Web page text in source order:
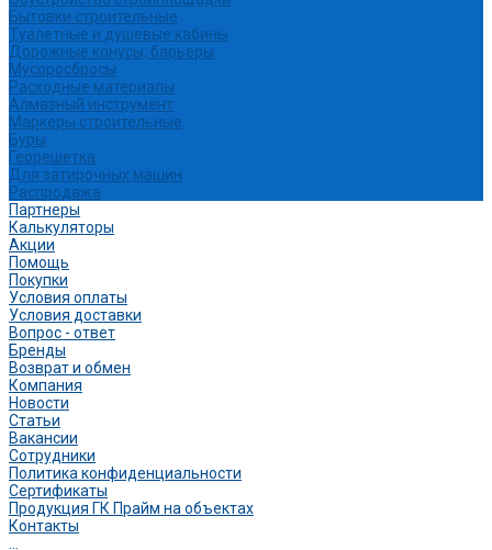
Бытовки строительные
Туалетные и душевые кабины
Дорожные конусы, барьеры
Мусоросбросы
Расходные материалы
Алмазный инструмент
Маркеры строительные
Буры
Георешетка
Для затирочных машин
Распродажа
Партнеры
Калькуляторы
Акции
Помощь
Покупки
Условия оплаты
Условия доставки
Вопрос - ответ
Бренды
Возврат и обмен
Компания
Новости
Статьи
Вакансии
Сотрудники
Политика конфиденциальности
Сертификаты
Продукция ГК Прайм на объектах
Контакты